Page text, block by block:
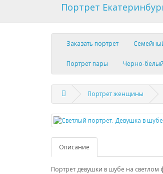
Портрет
Заказать портрет
Портрет пары Черно-
Портрет женщины
Описание
Портрет девушки в шубе на